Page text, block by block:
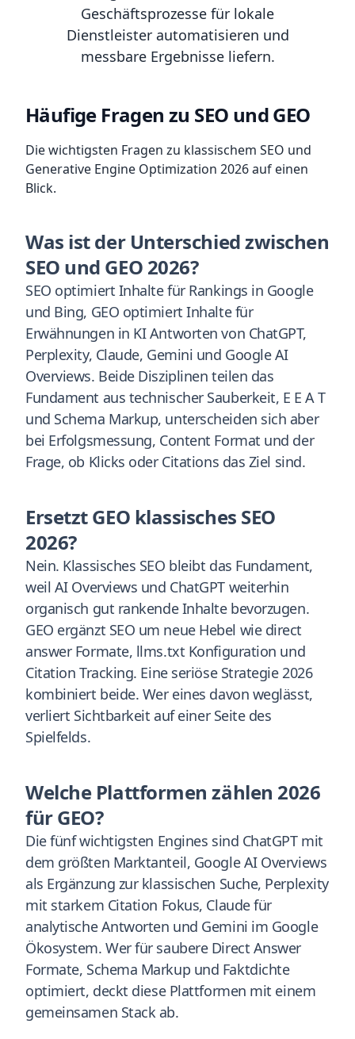
Geschäftsprozesse für lokale
Dienstleister automatisieren und
messbare Ergebnisse liefern.
Häufige Fragen zu SEO und GEO
Die wichtigsten Fragen zu klassischem SEO und
Generative Engine Optimization 2026 auf einen
Blick.
Was ist der Unterschied zwischen
SEO und GEO 2026?
SEO optimiert Inhalte für Rankings in Google
und Bing, GEO optimiert Inhalte für
Erwähnungen in KI Antworten von ChatGPT,
Perplexity, Claude, Gemini und Google AI
Overviews. Beide Disziplinen teilen das
Fundament aus technischer Sauberkeit, E E A T
und Schema Markup, unterscheiden sich aber
bei Erfolgsmessung, Content Format und der
Frage, ob Klicks oder Citations das Ziel sind.
Ersetzt GEO klassisches SEO
2026?
Nein. Klassisches SEO bleibt das Fundament,
weil AI Overviews und ChatGPT weiterhin
organisch gut rankende Inhalte bevorzugen.
GEO ergänzt SEO um neue Hebel wie direct
answer Formate, llms.txt Konfiguration und
Citation Tracking. Eine seriöse Strategie 2026
kombiniert beide. Wer eines davon weglässt,
verliert Sichtbarkeit auf einer Seite des
Spielfelds.
Welche Plattformen zählen 2026
für GEO?
Die fünf wichtigsten Engines sind ChatGPT mit
dem größten Marktanteil, Google AI Overviews
als Ergänzung zur klassischen Suche, Perplexity
mit starkem Citation Fokus, Claude für
analytische Antworten und Gemini im Google
Ökosystem. Wer für saubere Direct Answer
Formate, Schema Markup und Faktdichte
optimiert, deckt diese Plattformen mit einem
gemeinsamen Stack ab.